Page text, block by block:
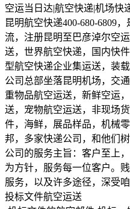
空运当日达|航空快递|机场快
昆明航空快递400-680-6809
流，注册昆明至巴彦淖尔空
送，世界航空快递，国内快
型航空快递企业集运送，装
公司总部坐落昆明机场，交
重物品航空运送，新鲜空运
送，宠物航空运送，非现场
件，海鲜，展品样品，机械
邦，多家快递公司，和他们
公司的服务主旨：客户至上
为方针，服务每一位客户。
服务，以及许多途径，深受
投标文件航空运送